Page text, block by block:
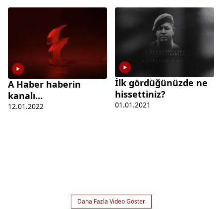
A Haber haberin
kanalı…
12.01.2022
İlk gördüğünüzde ne
hissettiniz?
01.01.2021
Daha Fazla Video Göster